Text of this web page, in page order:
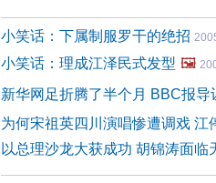
小笑话：下属制服罗干的绝招
小笑话：理成江泽民式发型 🖼️
新华网足折腾了半个月 BBC报导
为何宋祖英四川演唱惨遭调戏 江
以总理沙龙大获成功 胡锦涛面临